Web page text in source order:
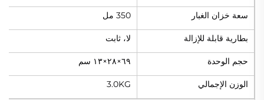
سعة خزان الغبار 350 مل
بطارية قابلة للإزالة لا، ثابت
حجم الوحدة ٦٩×٢٨×١٣ سم
الوزن الإجمالي 3.0KG